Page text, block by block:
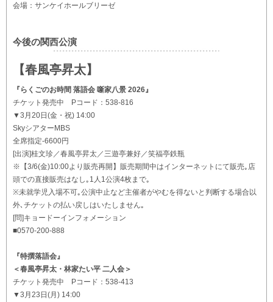
会場：サンケイホールブリーゼ
今後の関西公演
【春風亭昇太】
『らくごのお時間 落語会 噺家八景 2026』
チケット発売中 Pコード：538-816
▼3月20日(金・祝) 14:00
SkyシアターMBS
全席指定-6600円
[出演]桂文珍／春風亭昇太／三遊亭兼好／笑福亭鉄瓶
※【3/6(金)10:00より販売再開】販売期間中はインターネットにて販売｡店
頭での直接販売はなし｡1人1公演4枚まで｡
※未就学児入場不可｡公演中止など主催者がやむを得ないと判断する場合以
外､チケットの払い戻しはいたしません｡
[問]キョードーインフォメーション
■0570-200-888
『特撰落語会』
＜春風亭昇太・林家たい平 二人会＞
チケット発売中 Pコード：538-413
▼3月23日(月) 14:00